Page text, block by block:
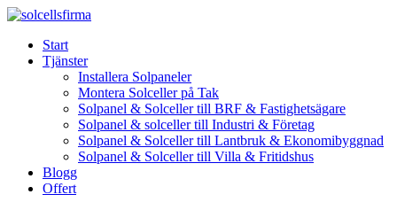
Skip
contentStart
Tjänster
Installera Solpaneler
Montera Solceller på Tak
Solpanel & Solceller till BRF & Fastighetsägare
Solpanel & solceller till Industri & Företag
Solpanel & Solceller till Lantbruk & Ekonomibyggnad
Solpanel & Solceller till Villa & Fritidshus
Blogg
Offert